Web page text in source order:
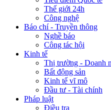
Thế giới 24h
Công nghệ
Báo chí - Truyền thông
Nghề báo
Công tác hội
Kinh tế
Thị trường - Doanh
Bất động sản
Kinh tế vĩ mô
Đầu tư - Tài chính
Pháp luật
Điều tra